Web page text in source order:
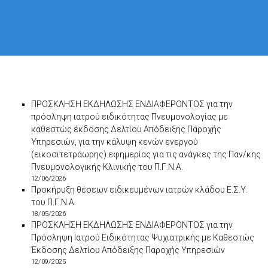
ΠΡΟΣΚΛΗΣΗ ΕΚΔΗΛΩΣΗΣ ΕΝΔΙΑΦΕΡΟΝΤΟΣ για την
πρόσληψη ιατρού ειδικότητας Πνευμονολογίας με
καθεστώς έκδοσης Δελτίου Απόδειξης Παροχής
Υπηρεσιών, για την κάλυψη κενών ενεργού
(εικοσιτετράωρης) εφημερίας για τις ανάγκες της Παν/κης
Πνευμονολογικής Κλινικής του Π.Γ.Ν.Α.
12/06/2026
Προκήρυξη θέσεων ειδικευμένων ιατρών κλάδου Ε.Σ.Υ.
του Π.Γ.Ν.Α.
18/05/2026
ΠΡΟΣΚΛΗΣΗ ΕΚΔΗΛΩΣΗΣ ΕΝΔΙΑΦΕΡΟΝΤΟΣ για την
Πρόσληψη Ιατρού Ειδικότητας Ψυχιατρικής με Καθεστώς
Έκδοσης Δελτίου Απόδειξης Παροχής Υπηρεσιών
12/09/2025